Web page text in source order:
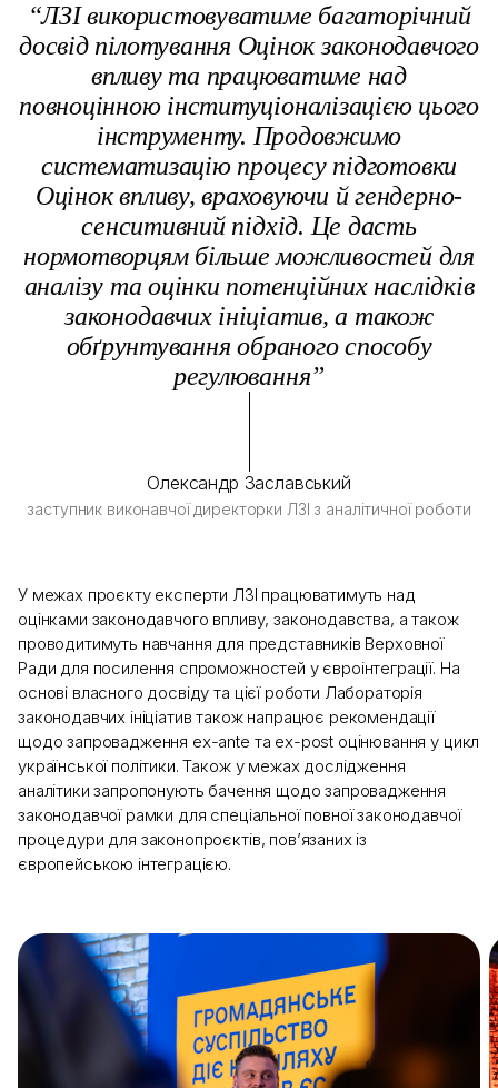
“ЛЗІ використовуватиме багаторічний
досвід пілотування Оцінок законодавчого
впливу та працюватиме над
повноцінною інституціоналізацією цього
інструменту. Продовжимо
систематизацію процесу підготовки
Оцінок впливу, враховуючи й гендерно-
сенситивний підхід. Це дасть
нормотворцям більше можливостей для
аналізу та оцінки потенційних наслідків
законодавчих ініціатив, а також
обґрунтування обраного способу
регулювання”
Олександр Заславський
заступник виконавчої директорки ЛЗІ з аналітичної роботи
У межах проєкту експерти ЛЗІ працюватимуть над
оцінками законодавчого впливу, законодавства, а також
проводитимуть навчання для представників Верховної
Ради для посилення спроможностей у євроінтеграції. На
основі власного досвіду та цієї роботи Лабораторія
законодавчих ініціатив також напрацює рекомендації
щодо запровадження ex-ante та ex-post оцінювання у цикл
української політики. Також у межах дослідження
аналітики запропонують бачення щодо запровадження
законодавчої рамки для спеціальної повної законодавчої
процедури для законопроєктів, пов’язаних із
європейською інтеграцією.